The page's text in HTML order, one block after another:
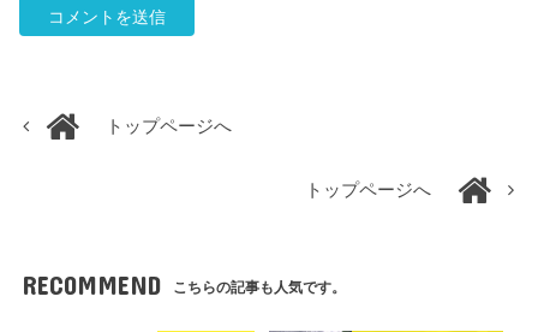
トップページへ
トップページへ
RECOMMEND こちらの記事も人気です。